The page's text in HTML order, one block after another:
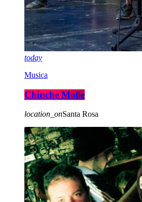
today
Musica
Chinche Molle
location_onSanta Rosa